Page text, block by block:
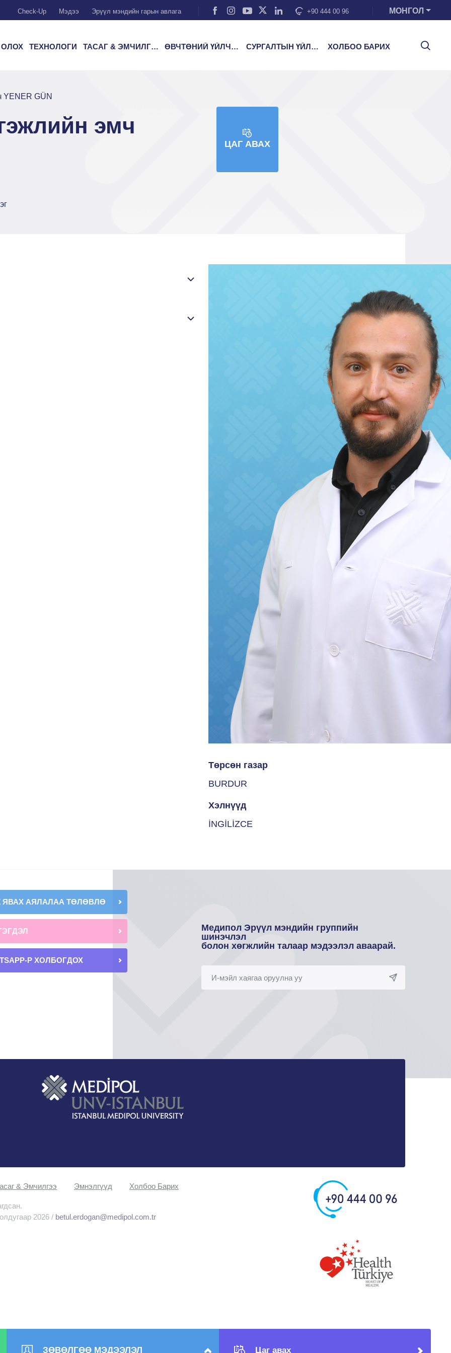
Check-Up Мэдээ Эрүүл мэндийн гарын авлага +90 444 00 96 МОНГОЛ
ТЕХНОЛОГИ ТАСАГ & ЭМЧИЛГЭЭ ӨВЧТӨНИЙ ҮЙЛЧИЛГЭЭ СУРГАЛТЫН ҮЙЛЧИЛГЭЭ ХОЛБОО БАРИХ
YENER GÜN
эмч
ЦАГ АВАХ
Төрсөн газар
BURDUR
Хэлнүүд
İNGİLİZCE
ЯВАХ АЯЛАЛАА ТӨЛӨВЛӨ
Р ХОЛБОГДОХ
Медипол Эрүүл мэндийн группийн
шинэчлэл
болон хөгжлийн талаар мэдээлэл аваарай.
& Эмчилгээ Эмнэлгүүд Холбоо Барих
2026 / betul.erdogan@medipol.com.tr
ЗӨВӨЛГӨӨ МЭДЭЭЛЭЛ Цаг авах